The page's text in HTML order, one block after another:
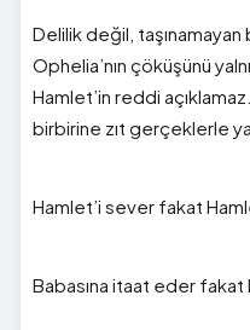
Delilik değil, taşınamayan
Ophelia’nın çöküşünü
Hamlet’in reddi
birbirine zıt gerçeklerle
Hamlet’i sever fakat
Babasına itaat eder fakat